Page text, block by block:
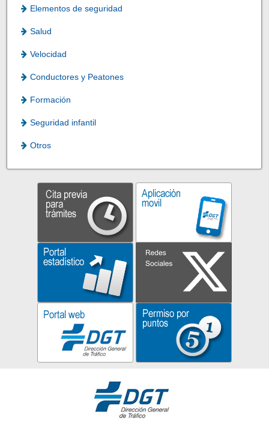
Elementos de seguridad
Salud
Velocidad
Conductores y Peatones
Formación
Seguridad infantil
Otros